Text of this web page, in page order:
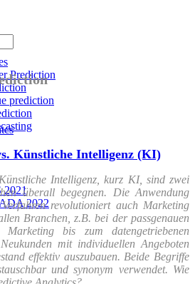
Prediction
prediction
2021
2022
Künstliche Intelligenz (KI)
Intelligenz, kurz KI, sind zwei
überall begegnen. Die Anwendung
revolutioniert auch Marketing
Branchen, z.B. bei der passgenauen
Marketing bis zum datengetriebenen
mit individuellen Angeboten
effektiv auszubauen. Beide Begriffe
und synonym verwendet. Wie